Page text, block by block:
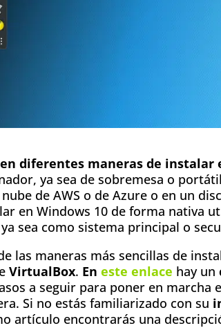
diferentes maneras de instalar
ya sea de sobremesa o
de AWS o de Azure o en un
en Windows 10 de forma nativa
sea como sistema principal o
las maneras más sencillas de
VirtualBox. En este enlace hay un
a seguir para poner en
Si no estás familiarizado con su
artículo encontrarás una